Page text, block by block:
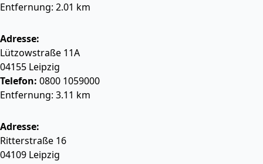
Entfernung: 2.01 km
Adresse:
Lützowstraße 11A
04155 Leipzig
Telefon: 0800 1059000
Entfernung: 3.11 km
Adresse:
Ritterstraße 16
04109 Leipzig